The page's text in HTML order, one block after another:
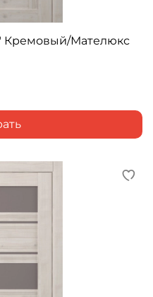
Кремовый/Мателюкс